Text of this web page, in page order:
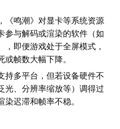
《鸣潮》对显卡等系统资源
参与解码或渲染的软件（如
即便游戏处于全屏模式，
帧数大幅下降。
持多平台，但若设备硬件不
光、分辨率缩放等）调得过
迟滞和帧率不稳。